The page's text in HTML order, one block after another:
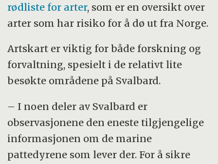
rødliste for arter, som er en oversikt over
arter som har risiko for å dø ut fra Norge.
Artskart er viktig for både forskning og
forvaltning, spesielt i de relativt lite
besøkte områdene på Svalbard.
– I noen deler av Svalbard er
observasjonene den eneste tilgjengelige
informasjonen om de marine
pattedyrene som lever der. For å sikre